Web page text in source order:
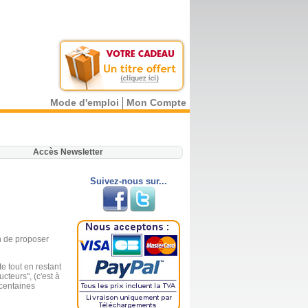
Mode d'emploi Mon Compte
Accès Newsletter
de proposer
tout en restant
(c'est à
Suivez-nous sur...